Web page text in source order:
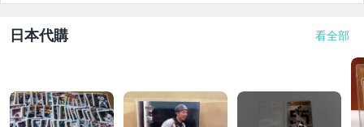
日本代購 看全部